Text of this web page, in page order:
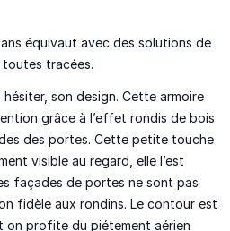
équivaut avec des solutions de
tracées.
son design. Cette armoire
grâce à l’effetrondis de bois
des portes. Cette petite touche
visible au regard, elle l’est
façades de portes ne sontpas
fidèle aux rondins. Le contour est
on profite du piétement aérien